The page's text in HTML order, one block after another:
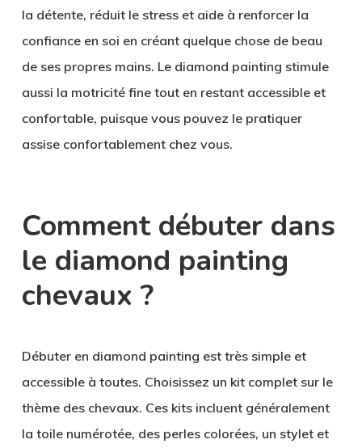
la détente, réduit le stress et aide à renforcer la
confiance en soi en créant quelque chose de beau
de ses propres mains. Le diamond painting stimule
aussi la motricité fine tout en restant accessible et
confortable, puisque vous pouvez le pratiquer
assise confortablement chez vous.
Comment débuter dans
le diamond painting
chevaux ?
Débuter en diamond painting est très simple et
accessible à toutes. Choisissez un kit complet sur le
thème des chevaux. Ces kits incluent généralement
la toile numérotée, des perles colorées, un stylet et